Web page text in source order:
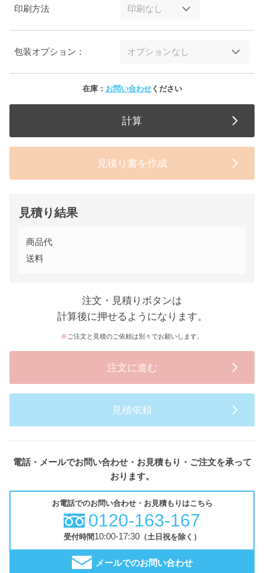
印刷方法
包装オプション：
在庫： お問い合わせください
計算
見積り書を作成
見積り結果
商品代
送料
注文・見積りボタンは
計算後に押せるようになります。
ご注文と見積のご依頼は別々でお願いします。
注文に進む
見積依頼
電話・メールでお問い合わせ・お見積もり・ご注文を承って
おります。
お電話でのお問い合わせ・お見積もりはこちら
0120-163-167
受付時間10:00-17:30（土日祝を除く）
メールでのお問い合わせ